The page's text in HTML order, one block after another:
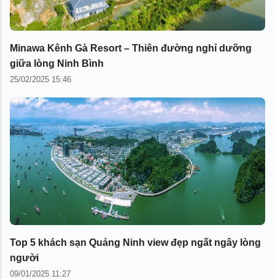
Minawa Kênh Gà Resort – Thiên đường nghỉ dưỡng
giữa lòng Ninh Bình
25/02/2025 15:46
Top 5 khách sạn Quảng Ninh view đẹp ngất ngây lòng
người
09/01/2025 11:27